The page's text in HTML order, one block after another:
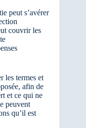
peut s’avérer
couvrir les
les termes et
afin de
et ce qui ne
peuvent
qu’il est